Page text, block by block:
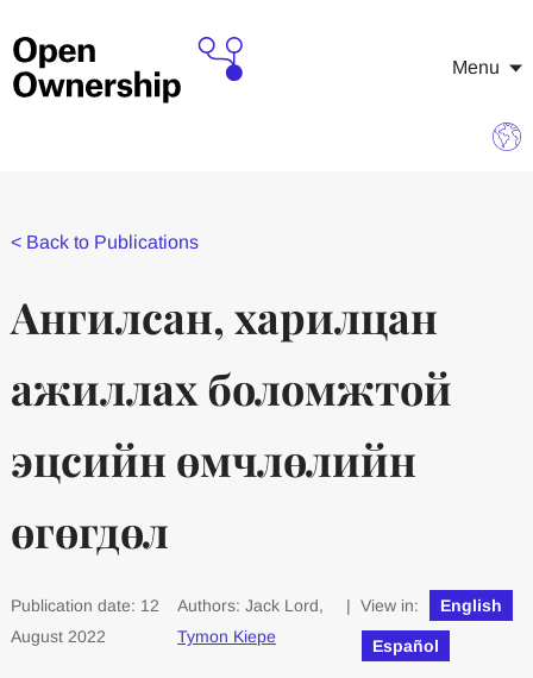
Menu
< Back to Publications
Ангилсан, харилцан
ажиллах боломжтой
эцсийн өмчлөлийн
өгөгдөл
Publication date: 12
August 2022
Authors: Jack Lord,
Tymon Kiepe
| View in: English
Español